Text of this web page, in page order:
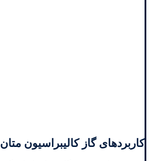
کاربردهای گاز کالیبراسیون متان